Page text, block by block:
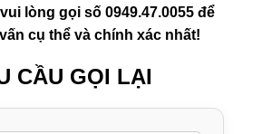
lòng gọi số 0949.47.0055 để
cụ thể và chính xác nhất!
CẦU GỌI LẠI